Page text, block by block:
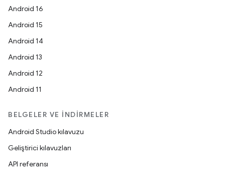
Android 16
Android 15
Android 14
Android 13
Android 12
Android 11
BELGELER VE İNDIRMELER
Android Studio kılavuzu
Geliştirici kılavuzları
API referansı